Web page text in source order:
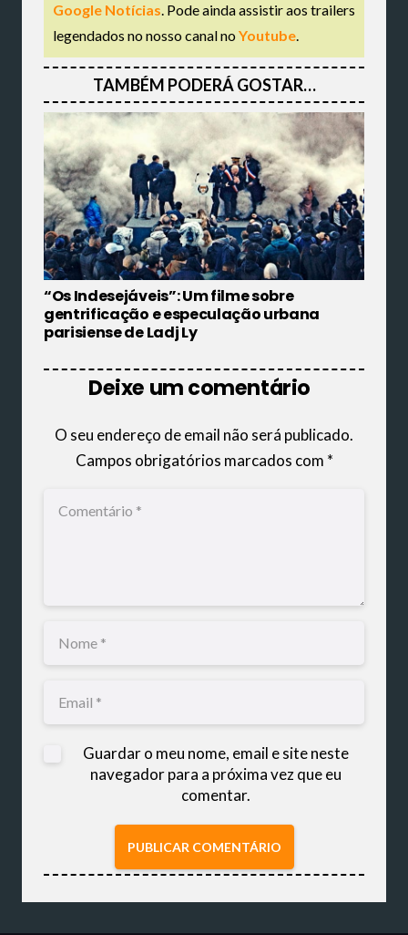
Google Notícias. Pode ainda assistir aos trailers
legendados no nosso canal noYoutube.
TAMBÉM PODERÁ GOSTAR…
“Os Indesejáveis”: Um filme sobre
gentrificação e especulação urbana
parisiense de Ladj Ly
Deixe um comentário
O seu endereço de email não será publicado.
Campos obrigatórios marcados com *
Guardar o meu nome, email e site neste
navegador para a próxima vez que eu
comentar.
PUBLICAR COMENTÁRIO